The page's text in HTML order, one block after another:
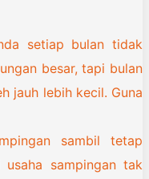
setiap bulan tidak
besar, tapi bulan
jauh lebih kecil. Guna
sambil tetap
sampingan tak